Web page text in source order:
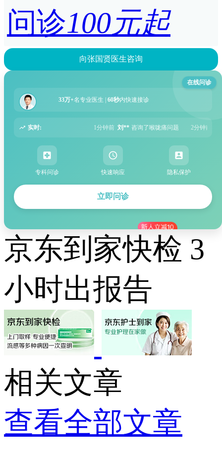
问诊100元起
向张国贤医生咨询
在线问诊
33万+名专业医生 | 60秒内快速接诊
实时:
1分钟前 刘** 2分钟前 李** 咨询了湿疹问题 5分钟前
专科问诊 快速响应 隐私保护
立即问诊
京东到家快检 3
小时出报告
相关文章
查看全部文章